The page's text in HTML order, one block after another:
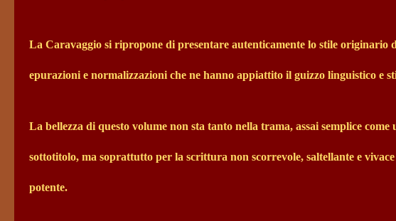
La Caravaggio si ripropone di presentare autenticamente lo stile originario
epurazioni e normalizzazioni che ne hanno appiattito il guizzo linguistico e
La bellezza di questo volume non sta tanto nella trama, assai semplice
sottotitolo, ma soprattutto per la scrittura non scorrevole, saltellante e
potente.